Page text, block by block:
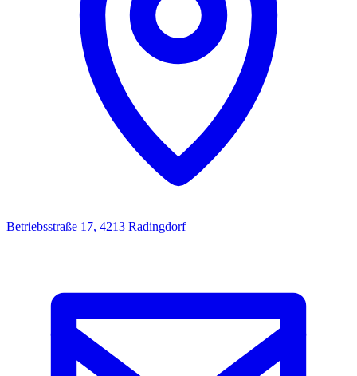
Betriebsstraße 17, 4213 Radingdorf